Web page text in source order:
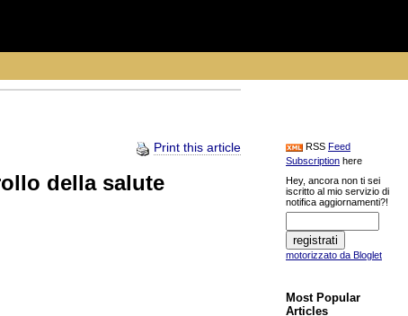
Print this article
della salute
RSS Feed
Subscription here
Hey, ancora non ti sei
iscritto al mio servizio di
notifica aggiornamenti?!
motorizzato da Bloglet
Most Popular
Articles